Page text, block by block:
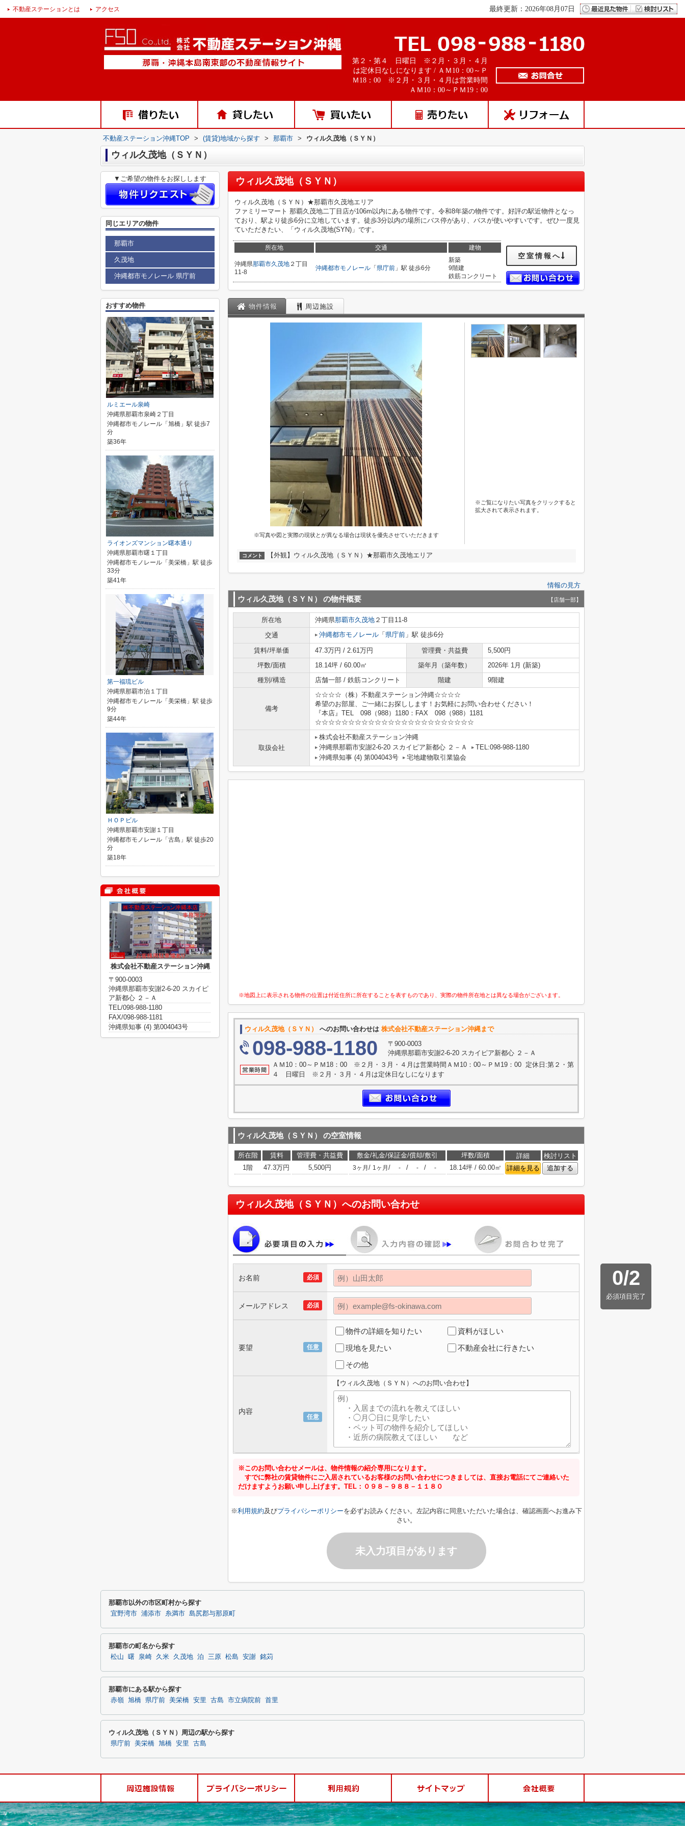
不動産ステーションとは アクセス 最終更新：2026年08月07日
第２・第４ 日曜日 ※２月・３月・４月
は定休日なしになります / ＡＭ10：00～Ｐ
Ｍ18：00 ※２月・３月・４月は営業時間
ＡＭ10：00～ＰＭ19：00
不動産ステーション沖縄TOP > (賃貸)地域から探す > 那覇市 > ウィル久茂地（ＳＹＮ）
ウィル久茂地（ＳＹＮ）
ウィル久茂地（ＳＹＮ）
ウィル久茂地（ＳＹＮ）★那覇市久茂地エリア
ファミリーマート 那覇久茂地二丁目店が106m以内にある物件です。令和8年築の物件です。好評の駅近物件となっ
ており、駅より徒歩6分に立地しています。徒歩3分以内の場所にバス停があり、バスが使いやすいです。ぜひ一度見
ていただきたい、「ウィル久茂地(SYN)」です。
所在地 交通 建物
沖縄県那覇市久茂地 ２丁目
11-8
沖縄都市モノレール 「 県庁前 」駅 徒歩6分
新築
9階建
鉄筋コンクリート
空室情報へ
物件情報 周辺施設
※写真や図と実際の現状とが異なる場合は現状を優先させていただきます
※ご覧になりたい写真をクリックすると
拡大されて表示されます。
コメント 【外観】ウィル久茂地（ＳＹＮ）★那覇市久茂地エリア
情報の見方
ウィル久茂地（ＳＹＮ） の物件概要 【店舗一部】
所在地 沖縄県那覇市久茂地 ２丁目11-8
交通
沖縄都市モノレール 「 県庁前 」駅 徒歩6分
賃料/坪単価 47.3万円 / 2.61万円 管理費・共益費
5,500円
坪数/面積
18.14坪 / 60.00㎡ 築年月（築年数）
2026年 1月 (新築)
種別/構造
店舗一部 / 鉄筋コンクリート 階建 9階建
備考
☆☆☆☆（株）不動産ステーション沖縄☆☆☆☆
希望のお部屋、ご一緒にお探しします！お気軽にお問い合わせください！
『本店』TEL 098（988）1180：FAX 098（988）1181
☆☆☆☆☆☆☆☆☆☆☆☆☆☆☆☆☆☆☆☆☆☆☆☆
取扱会社
株式会社不動産ステーション沖縄
沖縄県那覇市安謝2-6-20 スカイピア新都心 ２－Ａ
TEL:098-988-1180
沖縄県知事 (4) 第004043号
宅地建物取引業協会
※地図上に表示される物件の位置は付近住所に所在することを表すものであり、実際の物件所在地とは異なる場合がございます。
ウィル久茂地（ＳＹＮ） へのお問い合わせは 株式会社不動産ステーション沖縄まで
098-988-1180
〒900-0003
沖縄県那覇市安謝2-6-20 スカイピア新都心 ２－Ａ
ＡＭ10：00～ＰＭ18：00 ※２月・３月・４月は営業時間ＡＭ10：00～ＰＭ19：00 定休日:第２・第
４ 日曜日 ※２月・３月・４月は定休日なしになります
ウィル久茂地（ＳＹＮ） の空室情報
所在階 賃料 管理費・共益費 敷金/礼金/保証金/償却/敷引 坪数/面積 詳細
検討リスト
1階
47.3万円 5,500円 3ヶ月 / 1ヶ月 / - / - / - 18.14坪 / 60.00㎡ 詳細を見る 追加する
ウィル久茂地（ＳＹＮ） へのお問い合わせ
0/2
必須項目完了
必須
お名前
必須
メールアドレス
任意
要望
物件の詳細を知りたい
資料がほしい
現地を見たい
不動産会社に行きたい
その他
任意
内容
【ウィル久茂地（ＳＹＮ）へのお問い合わせ】
※このお問い合わせメールは、物件情報の紹介専用になります。
すでに弊社の賃貸物件にご入居されているお客様のお問い合わせにつきましては、直接お電話にてご連絡いた
だけますようお願い申し上げます。TEL：０９８－９８８－１１８０
※利用規約及びプライバシーポリシーを必ずお読みください。左記内容に同意いただいた場合は、確認画面へお進み下
さい。
未入力項目があります
▼ご希望の物件をお探しします
同じエリアの物件
那覇市
久茂地
沖縄都市モノレール 県庁前
おすすめ物件
ルミエール泉崎
沖縄県那覇市泉崎２丁目
沖縄都市モノレール「旭橋」駅 徒歩7
分
築36年
ライオンズマンション曙本通り
沖縄県那覇市曙１丁目
沖縄都市モノレール「美栄橋」駅 徒歩
33分
築41年
第一福琉ビル
沖縄県那覇市泊１丁目
沖縄都市モノレール「美栄橋」駅 徒歩
9分
築44年
ＨＯＰビル
沖縄県那覇市安謝１丁目
沖縄都市モノレール「古島」駅 徒歩20
分
築18年
株式会社不動産ステーション沖縄
〒900-0003
沖縄県那覇市安謝2-6-20 スカイピ
ア新都心 ２－Ａ
TEL/098-988-1180
FAX/098-988-1181
沖縄県知事 (4) 第004043号
那覇市以外の市区町村から探す
宜野湾市 浦添市 糸満市 島尻郡与那原町
那覇市の町名から探す
松山 曙 泉崎 久米 久茂地 泊 三原 松島 安謝 銘苅
那覇市にある駅から探す
赤嶺 旭橋 県庁前 美栄橋 安里 古島 市立病院前 首里
ウィル久茂地（ＳＹＮ）周辺の駅から探す
県庁前 美栄橋 旭橋 安里 古島